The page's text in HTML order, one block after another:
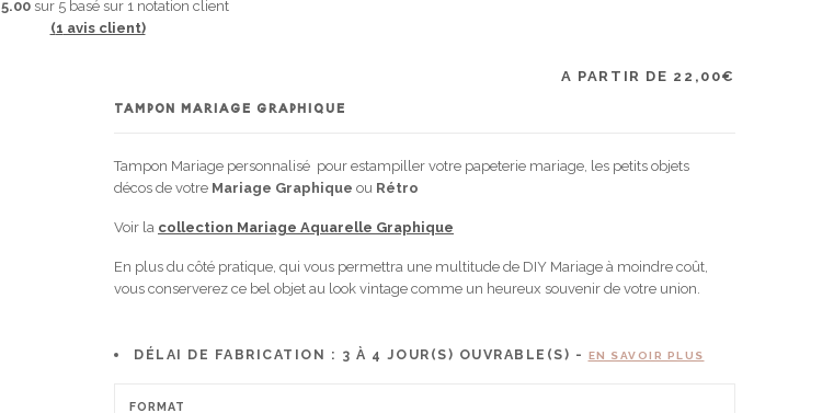
5.00sur 5 basé sur 1notation client
(1 avis client)
A PARTIR DE 22,00€
TAMPON MARIAGE GRAPHIQUE
Tampon Mariage personnalisé pour estampiller votre papeterie mariage, les petits objets
décos de votre Mariage Graphique ou Rétro
Voir la collection Mariage Aquarelle Graphique
En plus du côté pratique, qui vous permettra une multitude de DIY Mariage à moindre coût,
vous conserverez ce bel objet au look vintage comme un heureux souvenir de votre union.
DÉLAI DE FABRICATION : 3 À 4 JOUR(S) OUVRABLE(S) - EN SAVOIR PLUS
FORMAT